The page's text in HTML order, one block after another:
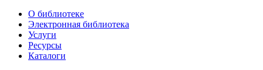
О библиотеке
Электронная библиотека
Услуги
Ресурсы
Каталоги